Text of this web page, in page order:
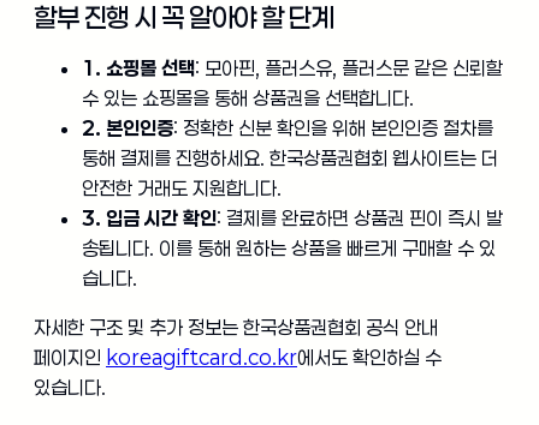
할부 진행 시 꼭 알아야 할 단계
1. 쇼핑몰 선택: 모아핀, 플러스유, 플러스문 같은 신뢰할
수 있는 쇼핑몰을 통해 상품권을 선택합니다.
2. 본인인증: 정확한 신분 확인을 위해 본인인증 절차를
통해 결제를 진행하세요. 한국상품권협회 웹사이트는 더
안전한 거래도 지원합니다.
3. 입금 시간 확인: 결제를 완료하면 상품권 핀이 즉시 발
송됩니다. 이를 통해 원하는 상품을 빠르게 구매할 수 있
습니다.
자세한 구조 및 추가 정보는 한국상품권협회 공식 안내
페이지인 koreagiftcard.co.kr에서도 확인하실 수
있습니다.